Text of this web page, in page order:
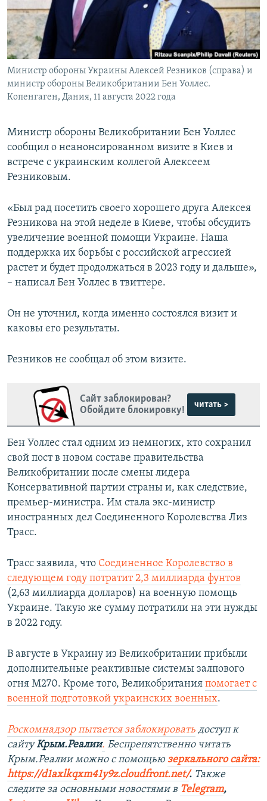
ПОБЕДИТЕЛЕЙ НЕ СУДЯТ?
КРЫМ.НЕПОКОРЕННЫЙ
ELIFBE
УКРАИНСКАЯ ПРОБЛЕМА КРЫМА
ПРИСОЕДИНЯЙТЕСЬ!
Все сайты RFE/RL
Министр обороны Украины Алексей Резников (справа) и
министр обороны Великобритании Бен Уоллес.
Копенгаген, Дания, 11 августа 2022 года
Министр обороны Великобритании Бен Уоллес
сообщил о неанонсированном визите в Киев и
встрече с украинским коллегой Алексеем
Резниковым.
«Был рад посетить своего хорошего друга Алексея
Резникова на этой неделе в Киеве, чтобы обсудить
увеличение военной помощи Украине. Наша
поддержка их борьбы с российской агрессией
растет и будет продолжаться в 2023 году и дальше»,
– написал Бен Уоллес в твиттере.
Он не уточнил, когда именно состоялся визит и
каковы его результаты.
Резников не сообщал об этом визите.
Сайт заблокирован?
Обойдите блокировку!
читать >
Бен Уоллес стал одним из немногих, кто сохранил
свой пост в новом составе правительства
Великобритании после смены лидера
Консервативной партии страны и, как следствие,
премьер-министра. Им стала экс-министр
иностранных дел Соединенного Королевства Лиз
Трасс.
Трасс заявила, что Соединенное Королевство в
следующем году потратит 2,3 миллиарда фунтов
(2,63 миллиарда долларов) на военную помощь
Украине. Такую же сумму потратили на эти нужды
в 2022 году.
В августе в Украину из Великобритании прибыли
дополнительные реактивные системы залпового
огня M270. Кроме того, Великобритания помогает с
военной подготовкой украинских военных.
Роскомнадзор пытается заблокировать доступ к
сайтуКрым.Реалии. Беспрепятственно читать
Крым.Реалии можно с помощью зеркального сайта:
https://d1axlkqxm41y9z.cloudfront.net/. ​ Также
следите за основными новостями в Telegram,